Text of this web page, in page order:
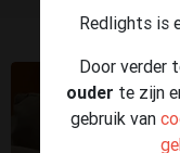
Redlights is
Door verder
ouder te zijn
gebruik van